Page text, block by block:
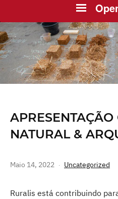
NATURAL &
Maio 14, 2022 Uncategorized
Ruralis está contribuindo